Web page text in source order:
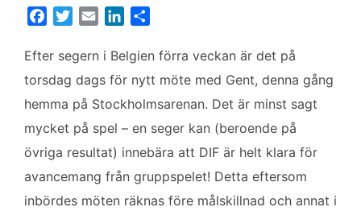
c
e
o
o
k
i
e
r
a
i
n
k
d
I
n
l
a
Efter segern i Belgien förra veckan är det på
torsdag dags för nytt möte med Gent, denna gång
hemma på Stockholmsarenan. Det är minst sagt
mycket på spel – en seger kan (beroende på
övriga resultat) innebära att DIF är helt klara för
avancemang från gruppspelet! Detta eftersom
inbördes möten räknas före målskillnad och annat i